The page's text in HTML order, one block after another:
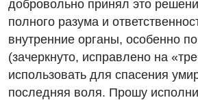
добровольно принял это
полного разума и
внутренние органы, особенно
(зачеркнуто, исправлено на
использовать для спасения
последняя воля. Прошу